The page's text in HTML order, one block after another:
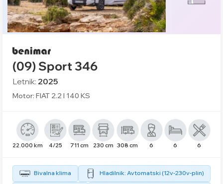
(09) Sport 346
Letnik: 2025
Motor: FIAT 2.2 l 140 KS
22.000 km 4/25 711 cm 230 cm 308 cm 6 6 6
Bivalna klima Hladilnik: Avtomatski (12v-230v-plin)